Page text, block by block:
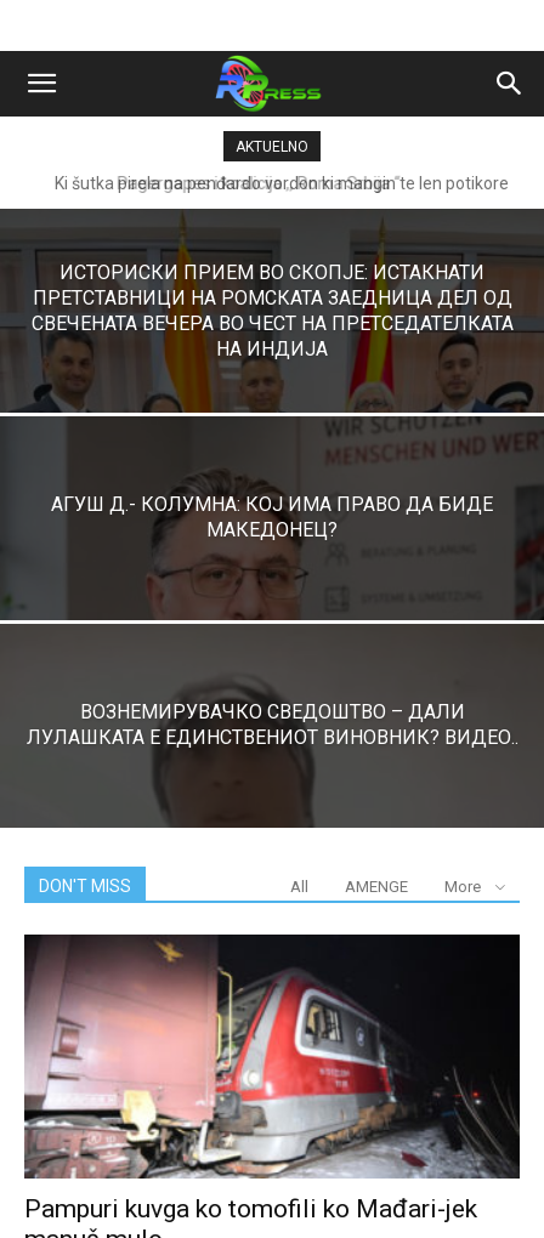
AKTUELNO
Ki šutka pirela na penđardo vordon ki mangin te len potikore
ИСТОРИСКИ ПРИЕМ ВО СКОПЈЕ: ИСТАКНАТИ
ПРЕТСТАВНИЦИ НА РОМСКАТА ЗАЕДНИЦА ДЕЛ ОД
СВЕЧЕНАТА ВЕЧЕРА ВО ЧЕСТ НА ПРЕТСЕДАТЕЛКАТА
НА ИНДИЈА
АГУШ Д.- КОЛУМНА: КОЈ ИМА ПРАВО ДА БИДЕ
МАКЕДОНЕЦ?
ВОЗНЕМИРУВАЧКО СВЕДОШТВО – ДАЛИ
ЛУЛАШКАТА Е ЕДИНСТВЕНИОТ ВИНОВНИК? ВИДЕО..
DON'T MISS All AMENGE More
Pampuri kuvga ko tomofili ko Mađari-jek